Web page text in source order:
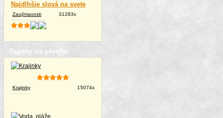
Najdlhšie slová na svete
Zaujímavosti 31283x
Tapety na plochu
Krajinky 15074x